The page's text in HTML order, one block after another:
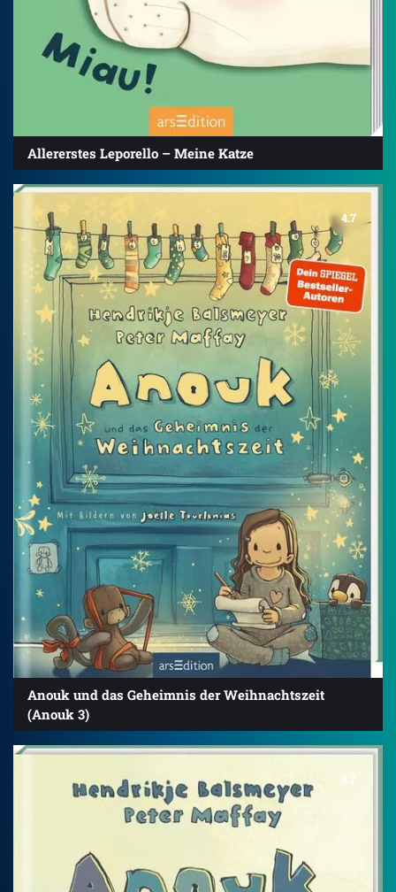
Allererstes Leporello – Meine Katze
4.7
Anouk und das Geheimnis der Weihnachtszeit
(Anouk 3)
4.7